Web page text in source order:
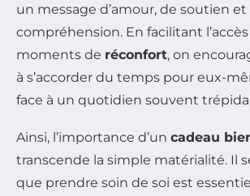
un message d’amour, de soutien et
compréhension. En facilitant
moments de réconfort, on
à s’accorder du temps pour eux-
face à un quotidien souvent
Ainsi, l’importance d’un cadeau
transcende la simple matérialité. Il
que prendre soin de soi est